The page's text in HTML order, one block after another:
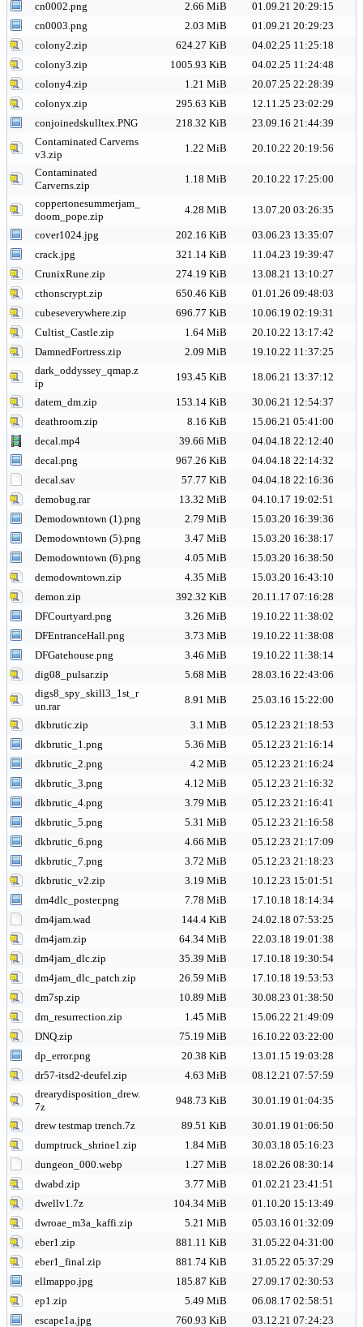
cn0002.png 2.66 MiB
01.09.21 20:29:15
cn0003.png
2.03 MiB
01.09.21 20:29:23
colony2.zip
624.27 KiB
04.02.25 11:25:18
colony3.zip
1005.93 KiB
04.02.25 11:24:48
colony4.zip
1.21 MiB
20.07.25 22:28:39
colonyx.zip
295.63 KiB
12.11.25 23:02:29
conjoinedskulltex.PNG
218.32 KiB
23.09.16 21:44:39
Contaminated Carverns
v3.zip
1.22 MiB
20.10.22 20:19:56
Contaminated
Carverns.zip
1.18 MiB
20.10.22 17:25:00
coppertonesummerjam_
doom_pope.zip
4.28 MiB 13.07.20 03:26:35
cover1024.jpg 202.16 KiB
03.06.23 13:35:07
crack.jpg
321.14 KiB
11.04.23 19:39:47
CrunixRune.zip
274.19 KiB
13.08.21 13:10:27
cthonscrypt.zip
650.46 KiB
01.01.26 09:48:03
cubeseverywhere.zip
696.77 KiB
10.06.19 02:19:31
Cultist_Castle.zip
1.64 MiB
20.10.22 13:17:42
DamnedFortress.zip
2.09 MiB
19.10.22 11:37:25
dark_oddyssey_qmap.z
ip
193.45 KiB 18.06.21 13:37:12
datem_dm.zip 153.14 KiB
30.06.21 12:54:37
deathroom.zip
8.16 KiB
15.06.21 05:41:00
decal.mp4
39.66 MiB
04.04.18 22:12:40
decal.png
967.26 KiB
04.04.18 22:14:32
decal.sav
57.77 KiB
04.04.18 22:16:36
demobug.rar
13.32 MiB
04.10.17 19:02:51
Demodowntown (1).png
2.79 MiB
15.03.20 16:39:36
Demodowntown (5).png
3.47 MiB
15.03.20 16:38:17
Demodowntown (6).png
4.05 MiB
15.03.20 16:38:50
demodowntown.zip
4.35 MiB
15.03.20 16:43:10
demon.zip
392.32 KiB
20.11.17 07:16:28
DFCourtyard.png
3.26 MiB
19.10.22 11:38:02
DFEntranceHall.png
3.73 MiB
19.10.22 11:38:08
DFGatehouse.png
3.46 MiB
19.10.22 11:38:14
dig08_pulsar.zip
5.68 MiB
28.03.16 22:43:06
digs8_spy_skill3_1st_r
un.rar
8.91 MiB 25.03.16 15:22:00
dkbrutic.zip 3.1 MiB
05.12.23 21:18:53
dkbrutic_1.png
5.36 MiB
05.12.23 21:16:14
dkbrutic_2.png
4.2 MiB
05.12.23 21:16:24
dkbrutic_3.png
4.12 MiB
05.12.23 21:16:32
dkbrutic_4.png
3.79 MiB
05.12.23 21:16:41
dkbrutic_5.png
5.31 MiB
05.12.23 21:16:58
dkbrutic_6.png
4.66 MiB
05.12.23 21:17:09
dkbrutic_7.png
3.72 MiB
05.12.23 21:18:23
dkbrutic_v2.zip
3.19 MiB
10.12.23 15:01:51
dm4dlc_poster.png
7.78 MiB
17.10.18 18:14:34
dm4jam.wad
144.4 KiB
24.02.18 07:53:25
dm4jam.zip
64.34 MiB
22.03.18 19:01:38
dm4jam_dlc.zip
35.39 MiB
17.10.18 19:30:54
dm4jam_dlc_patch.zip
26.59 MiB
17.10.18 19:53:53
dm7sp.zip
10.89 MiB
30.08.23 01:38:50
dm_resurrection.zip
1.45 MiB
15.06.22 21:49:09
DNQ.zip
75.19 MiB
16.10.22 03:22:00
dp_error.png
20.38 KiB
13.01.15 19:03:28
dr57-itsd2-deufel.zip
4.63 MiB
08.12.21 07:57:59
drearydisposition_drew.
7z
948.73 KiB 30.01.19 01:04:35
drew testmap trench.7z 89.51 KiB
30.01.19 01:06:50
dumptruck_shrine1.zip
1.84 MiB
30.03.18 05:16:23
dungeon_000.webp
1.27 MiB
18.02.26 08:30:14
dwabd.zip
3.77 MiB
01.02.21 23:41:51
dwellv1.7z
104.34 MiB
01.10.20 15:13:49
dwroae_m3a_kaffi.zip
5.21 MiB
05.03.16 01:32:09
eber1.zip
881.11 KiB
31.05.22 04:31:00
eber1_final.zip
881.74 KiB
31.05.22 05:37:29
ellmappo.jpg
185.87 KiB
27.09.17 02:30:53
ep1.zip
5.49 MiB
06.08.17 02:58:51
escape1a.jpg
760.93 KiB
03.12.21 07:24:23